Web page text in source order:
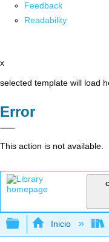
Feedback
Readability
x
selected template will load
Error
This action is not available.
Expandir/
Inicio